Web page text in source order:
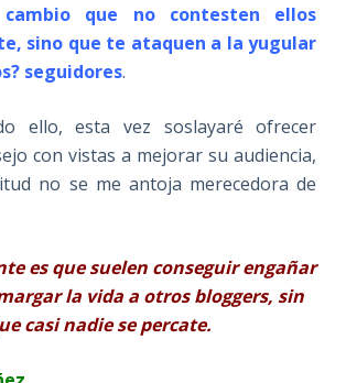
que no contesten ellos
sino que te ataquen a la yugular
seguidores.
ello, esta vez soslayaré ofrecer
con vistas a mejorar su audiencia,
no se me antoja merecedora de
es que suelen conseguir engañar
la vida a otros bloggers, sin
casi nadie se percate.